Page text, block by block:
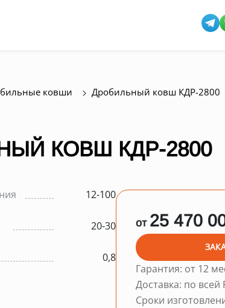
ковши Дробильный ковш КДР-2800
КОВШ КДР-2800
12-100
20-30
0,8
от 25 470
Гарантия: от 12
Доставка: по
Сроки